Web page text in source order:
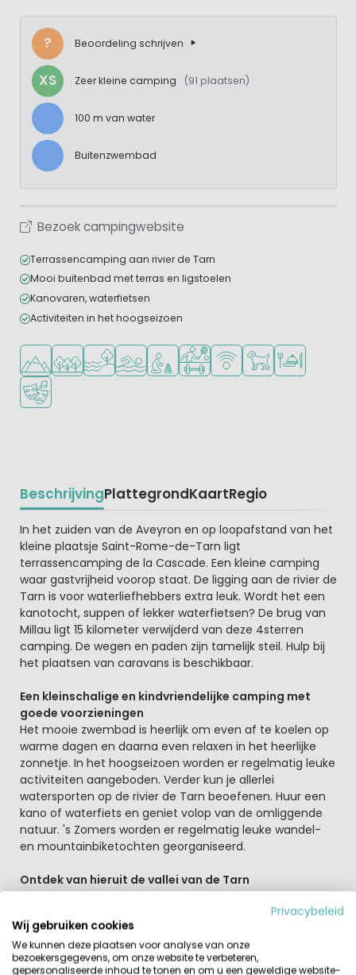
? Beoordeling schrijven
XS Zeer kleine camping (91 plaatsen)
100 m van water
Buitenzwembad
Bezoek campingwebsite
Terrassencamping aan rivier de Tarn
Mooi buitenbad met terras en ligstoelen
Kanovaren, waterfietsen
Activiteiten in het hoogseizoen
Ligt in de heuvels/bergen
Ligt in een bosrijke omgeving
Ligt bij het water
Openlucht zwembad
Aanbevolen voor jonge kinderen
Veel mogelijkheden om te
WiFi beschikbaar
HuisdierenRestaurant of
Animatieprogramma
BeschrijvingPlattegrondKaartRegio
Beschrijving
In het zuiden van de Aveyron en op loopafstand van het
kleine plaatsje Saint-Rome-de-Tarn ligt
terrassencamping de la Cascade. Een kleine camping
waar gastvrijheid voorop staat. De ligging aan de rivier de
Tarn is voor waterliefhebbers extra leuk. Wordt het een
kanotocht, suppen of lekker waterfietsen? De brug van
Millau ligt 15 kilometer verwijderd van deze 4sterren
camping. De wegen en paden zijn tamelijk steil. Hulp bij
het plaatsen van caravans is beschikbaar.
Een kleinschalige en kindvriendelijke camping met
goede voorzieningen
Het mooie zwembad is heerlijk om even af te koelen op
warme dagen en daarna even relaxen in het heerlijke
zonnetje. In het hoogseizoen worden er regelmatig leuke
activiteiten aangeboden. Verder kun je allerlei
watersporten op de rivier de Tarn beoefenen. Huur een
kano of waterfiets en geniet volop van de omliggende
natuur. 's Zomers worden er regelmatig leuke wandel-
en mountainbiketochten georganiseerd.
Ontdek van hieruit de vallei van de Tarn
Een prachtig natuurgebied met vele toeristische
plekken. Het Millau viaduct, Gorges du Tarn of het
prachtige dorpje Couvertoirade, allemaal een bezoek
waard. Couvertoirade is een vestingstad. Je wandelt via
de poort een wirwar van kleine steegjes en straatjes in.
Privacybeleid
Wij gebruiken cookies
We kunnen deze plaatsen voor analyse van onze
bezoekersgegevens, om onze website te verbeteren,
gepersonaliseerde inhoud te tonen en om u een geweldige website-